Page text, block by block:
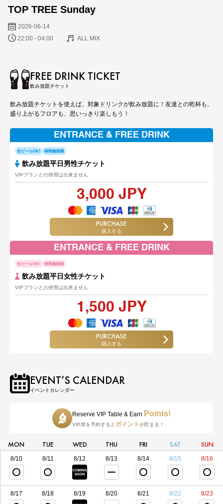
TOP TREE Sunday
2026-06-14
22:00 - 04:00 ALL MIX
FREE DRINK TICKET
飲み放題チケット
飲み放題チケットを使えば、対象ドリンクが飲み放題に！友達との乾杯も、
盛り上がるフロアも、思いっきり楽しもう！
ENTRANCE & FREE DRINK
生ビールOK! 時間無制限
飲み放題平日男性チケット
VIPプランとの併用は出来ません
3,000 JPY
PURCHASE
購入する
ENTRANCE & FREE DRINK
生ビールOK! 時間無制限
飲み放題平日女性チケット
VIPプランとの併用は出来ません
1,500 JPY
PURCHASE
購入する
EVENT’S CALENDAR
イベントカレンダー
Reserve VIP Table & Earn Points!
VIP席を予約すると ポイント が貯まる！
MON TUE WED THU FRI SAT SUN
8/10 8/11 8/12 8/13 8/14 8/15 8/16
8/17 8/18 8/19 8/20 8/21 8/22 8/23